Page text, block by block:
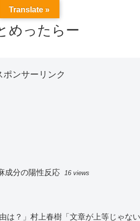
めったらー
ポンサーリンク
成分の陽性反応 16 views
は？」村上春樹「文章が上等じゃない
Translate »